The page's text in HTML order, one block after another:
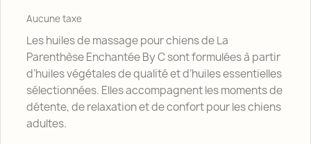
Aucune taxe
Les huiles de massage pour chiens de La
Parenthèse Enchantée By C sont formulées à partir
d’huiles végétales de qualité et d’huiles essentielles
sélectionnées. Elles accompagnent les moments de
détente, de relaxation et de confort pour les chiens
adultes.